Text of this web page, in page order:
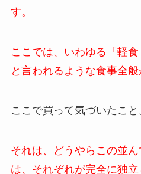
す。
ここでは、いわゆる「軽食
と言われるような食事全般
ここで買って気づいたこと
それは、どうやらこの並
は、それぞれが完全に独立